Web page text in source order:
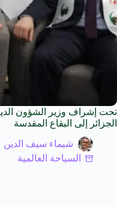
تحت إشراف وزير الشؤون
الجزائر إلى البقاع المقدسة
شيماء سيف الدين
السياحة العالمية